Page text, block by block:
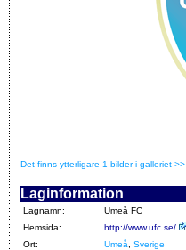
Det finns ytterligare 1 bilder i galleriet >>
Laginformation
Lagnamn:
Umeå FC
Hemsida:
http://www.ufc.se/
Ort:
Umeå
Sverige